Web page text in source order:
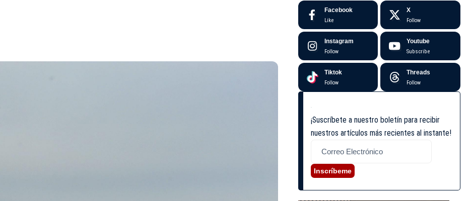
Facebook
Like
X
Follow
Instagram
Follow
Youtube
Subscribe
Tiktok
Follow
Threads
Follow
¡Suscríbete a nuestro boletín para recibir
nuestros artículos más recientes al instante!
Inscríbeme